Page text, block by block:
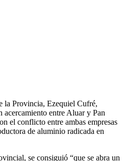
la Provincia, Ezequiel Cufré,
entre Aluar y Pan
el conflicto entre ambas empresas
de aluminio radicada en
se consiguió “que se abra un